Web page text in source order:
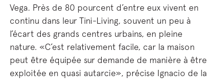
Vega. Près de 80 pourcent d’entre eux vivent en
continu dans leur Tini-Living, souvent un peu à
l’écart des grands centres urbains, en pleine
nature. «C’est relativement facile, car la maison
peut être équipée sur demande de manière à être
exploitée en quasi autarcie», précise Ignacio de la